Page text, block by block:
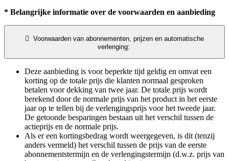
* Belangrijke informatie over de voorwaarden en aanbieding
 Voorwaarden van abonnementen, prijzen en automatische
verlenging:
Deze aanbieding is voor beperkte tijd geldig en omvat een
korting op de totale prijs die klanten normaal gesproken
betalen voor dekking van twee jaar. De totale prijs wordt
berekend door de normale prijs van het product in het eerste
jaar op te tellen bij de verlengingsprijs voor het tweede jaar.
De getoonde besparingen bestaan uit het verschil tussen de
actieprijs en de normale prijs.
Als er een kortingsbedrag wordt weergegeven, is dit (tenzij
anders vermeld) het verschil tussen de prijs van de eerste
abonnementstermijn en de verlengingstermijn (d.w.z. prijs van